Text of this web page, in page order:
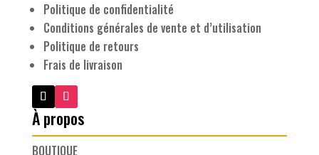
Politique de confidentialité
Conditions générales de vente et d’utilisation
Politique de retours
Frais de livraison
À propos
BOUTIQUE